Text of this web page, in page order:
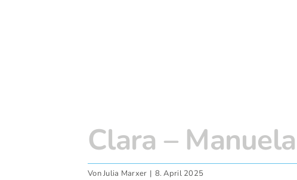
Zeige
grösseres
Bild
Clara –
VonJulia Marxer | 8. April 2025